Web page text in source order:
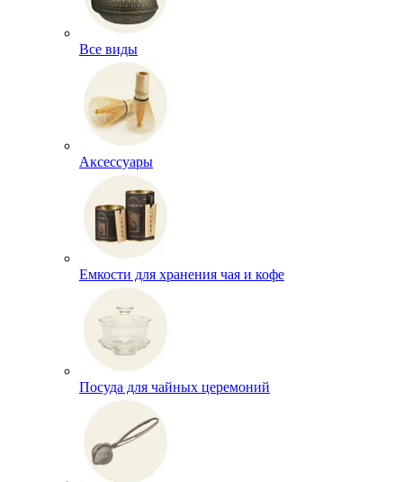
Все виды
Аксессуары
Емкости для хранения чая и кофе
Посуда для чайных церемоний